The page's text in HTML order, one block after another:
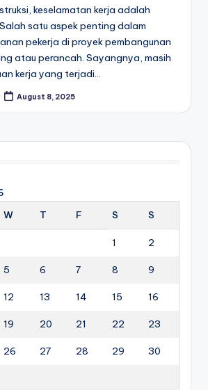
keselamatan kerja adalah
satu aspek penting dalam
pekerja di proyek pembangunan
atau perancah. Sayangnya, masih
kerja yang terjadi…
August 8, 2025
W T F S S
1 2
5 6 7 8 9
12 13 14 15 16
19 20 21 22 23
26 27 28 29 30